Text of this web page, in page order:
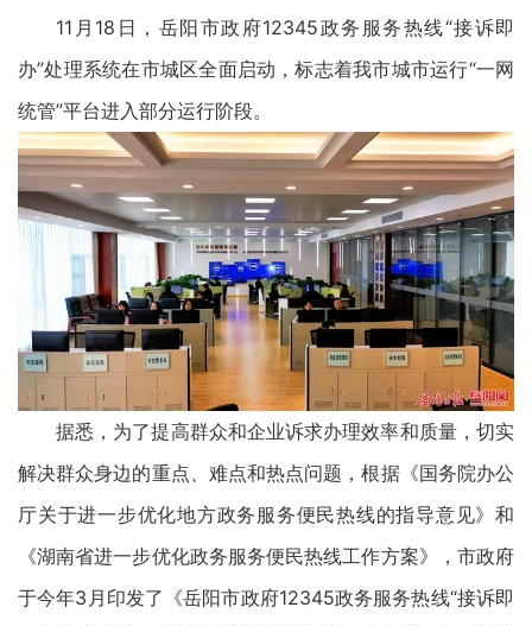
11月18日，岳阳市政府12345政务服务热线“接诉即
办”处理系统在市城区全面启动，标志着我市城市运行“一网
统管”平台进入部分运行阶段。
据悉，为了提高群众和企业诉求办理效率和质量，切实
解决群众身边的重点、难点和热点问题，根据《国务院办公
厅关于进一步优化地方政务服务便民热线的指导意见》和
《湖南省进一步优化政务服务便民热线工作方案》，市政府
于今年3月印发了《岳阳市政府12345政务服务热线“接诉即